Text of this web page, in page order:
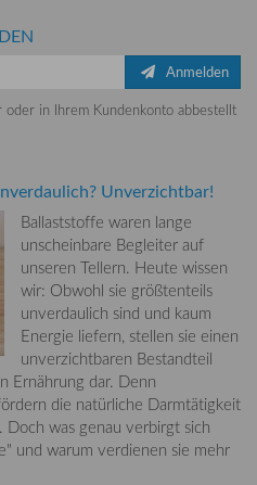
Anmelden
in Ihrem Kundenkonto abbestellt
Unverzichtbar!
Ballaststoffe waren lange
unscheinbare Begleiter auf
unseren Tellern. Heute wissen
wir: Obwohl sie größtenteils
unverdaulich sind und kaum
Energie liefern, stellen sie einen
unverzichtbaren Bestandteil
Ernährung dar. Denn
die natürliche Darmtätigkeit
Doch was genau verbirgt sich
und warum verdienen sie mehr